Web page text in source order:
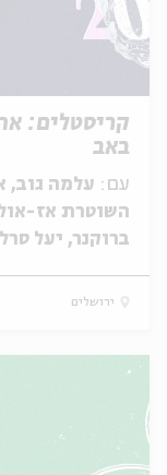
באב
עם: עלמה גוב,
השוטרת אז-
ברוקנר, יעל
ירושלים